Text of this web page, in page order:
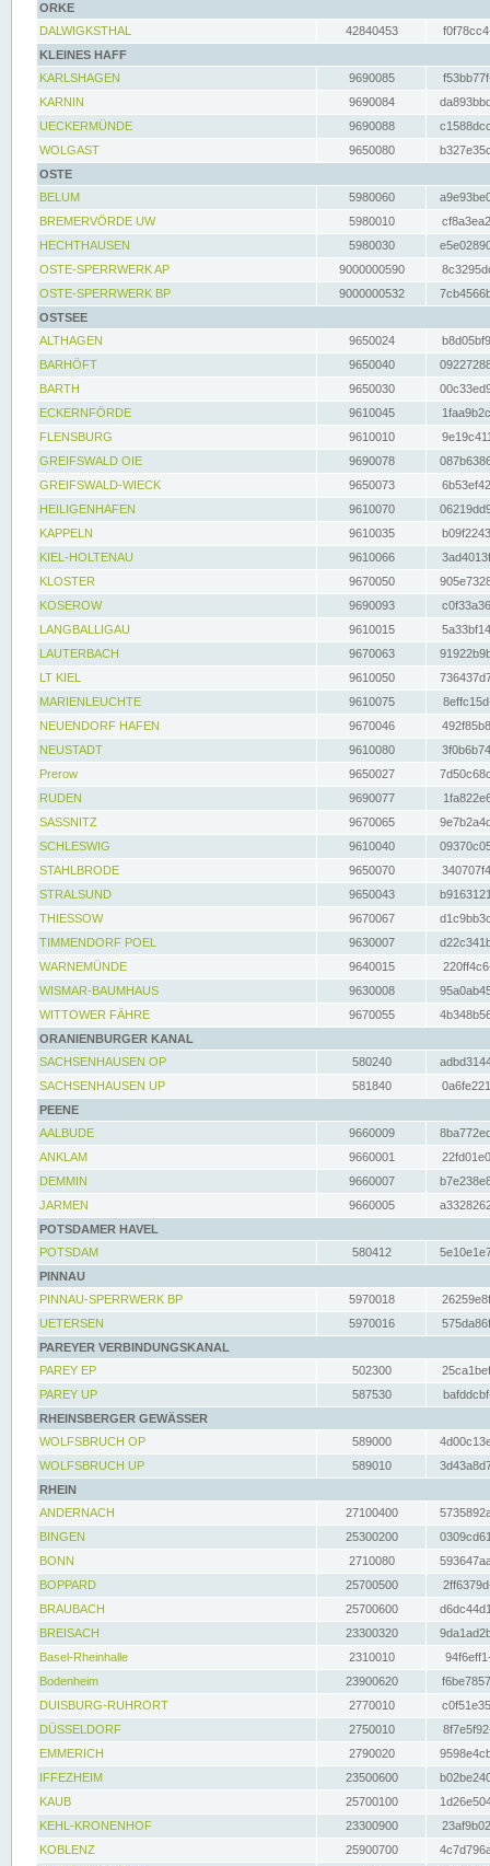
ORKE
DALWIGKSTHAL
42840453
KLEINES HAFF
KARLSHAGEN
9690085
KARNIN
9690084
UECKERMÜNDE
9690088
WOLGAST
9650080
OSTE
BELUM
5980060
BREMERVÖRDE UW
5980010
HECHTHAUSEN
5980030
OSTE-SPERRWERK AP
9000000590
OSTE-SPERRWERK BP
9000000532
OSTSEE
ALTHAGEN
9650024
BARHÖFT
9650040
BARTH
9650030
ECKERNFÖRDE
9610045
FLENSBURG
9610010
GREIFSWALD OIE
9690078
GREIFSWALD-WIECK
9650073
HEILIGENHAFEN
9610070
KAPPELN
9610035
KIEL-HOLTENAU
9610066
KLOSTER
9670050
KOSEROW
9690093
LANGBALLIGAU
9610015
LAUTERBACH
9670063
LT KIEL
9610050
MARIENLEUCHTE
9610075
NEUENDORF HAFEN
9670046
NEUSTADT
9610080
Prerow
9650027
RUDEN
9690077
SASSNITZ
9670065
SCHLESWIG
9610040
STAHLBRODE
9650070
STRALSUND
9650043
THIESSOW
9670067
TIMMENDORF POEL
9630007
WARNEMÜNDE
9640015
WISMAR-BAUMHAUS
9630008
WITTOWER FÄHRE
9670055
ORANIENBURGER KANAL
SACHSENHAUSEN OP
580240
SACHSENHAUSEN UP
581840
PEENE
AALBUDE
9660009
ANKLAM
9660001
DEMMIN
9660007
JARMEN
9660005
POTSDAMER HAVEL
POTSDAM
580412
PINNAU
PINNAU-SPERRWERK BP
5970018
UETERSEN
5970016
PAREYER VERBINDUNGSKANAL
PAREY EP
502300
PAREY UP
587530
RHEINSBERGER GEWÄSSER
WOLFSBRUCH OP
589000
WOLFSBRUCH UP
589010
RHEIN
ANDERNACH
27100400
BINGEN
25300200
BONN
2710080
BOPPARD
25700500
BRAUBACH
25700600
BREISACH
23300320
Basel-Rheinhalle
2310010
Bodenheim
23900620
DUISBURG-RUHRORT
2770010
DÜSSELDORF
2750010
EMMERICH
2790020
IFFEZHEIM
23500600
KAUB
25700100
KEHL-KRONENHOF
23300900
KOBLENZ
25900700